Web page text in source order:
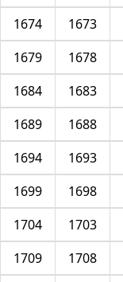
1673
1674
1678
1679
1683
1684
1688
1689
1693
1694
1698
1699
1703
1704
1708
1709